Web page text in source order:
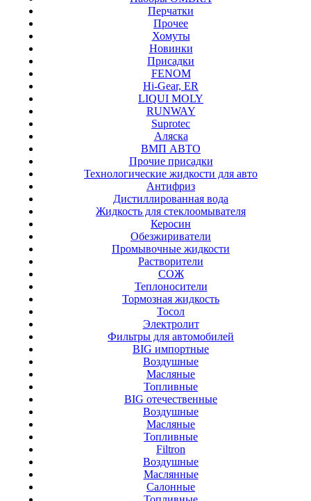
Перчатки
Прочее
Хомуты
Новинки
Присадки
FENOM
Hi-Gear, ER
LIQUI MOLY
RUNWAY
Suprotec
Аляска
ВМП АВТО
Прочие присадки
Технологические жидкости для авто
Антифриз
Дистиллированная вода
Жидкость для стеклоомывателя
Керосин
Обезжириватели
Промывочные жидкости
Растворители
СОЖ
Теплоносители
Тормозная жидкость
Тосол
Электролит
Фильтры для автомобилей
BIG импортные
Воздушные
Масляные
Топливные
BIG отечественные
Воздушные
Масляные
Топливные
Filtron
Воздушные
Маслянные
Салонные